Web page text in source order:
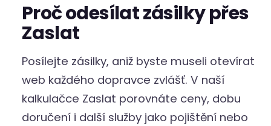
Proč odesílat zásilky přes
Zaslat
Posílejte zásilky, aniž byste museli otevírat
web každého dopravce zvlášť. V naší
kalkulačce Zaslat porovnáte ceny, dobu
doručení i další služby jako pojištění nebo